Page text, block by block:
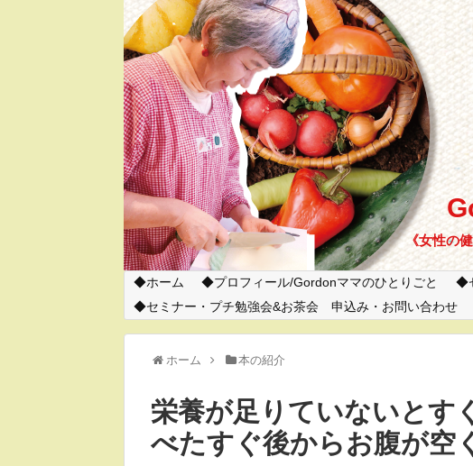
《女性の
ホーム プロフィール/Gordonママのひとりごと
セミナー・プチ勉強会&お茶会 申込み・お問い合わせ
ホーム 本の紹介
栄養が足りていないと
べたすぐ後からお腹が空